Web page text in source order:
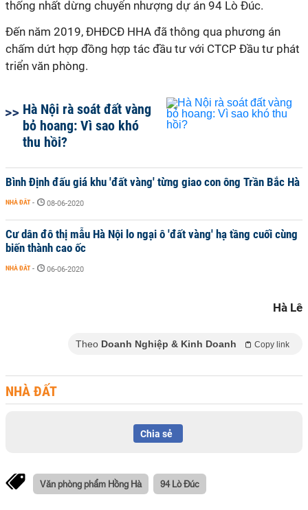
thống nhất dừng chuyển nhượng dự án 94 Lò Ðúc.
Đến năm 2019, ĐHĐCĐ HHA đã thông qua phương án
chấm dứt hợp đồng hợp tác đầu tư với CTCP Đầu tư phát
triển văn phòng.
Hà Nội rà soát đất vàng
bỏ hoang: Vì sao khó
thu hồi?
Bình Định đấu giá khu 'đất vàng' từng giao con ông Trần Bắc Hà
NHÀ ĐẤT - 08-06-2020
Cư dân đô thị mẫu Hà Nội lo ngại ô 'đất vàng' hạ tầng cuối cùng
biến thành cao ốc
NHÀ ĐẤT - 06-06-2020
Hà Lê
Theo Doanh Nghiệp & Kinh Doanh Copy link
NHÀ ĐẤT
Chia sẻ
Văn phòng phẩm Hồng Hà 94 Lò Đúc